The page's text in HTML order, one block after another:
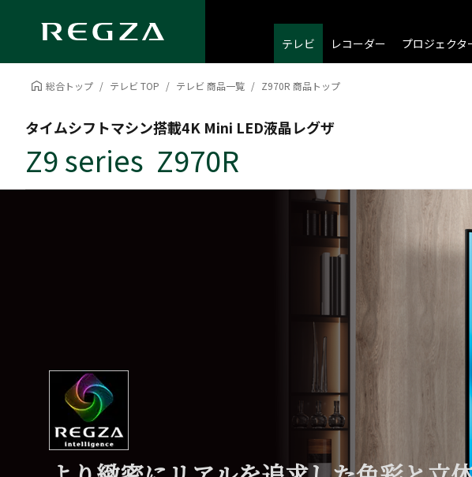
テレビ レコーダー プロジェクタ
総合トップ テレビ TOP テレビ 商品一覧 Z970R 商品トップ
タイムシフトマシン搭載4K Mini LED液晶レグザ
Z9 series Z970R